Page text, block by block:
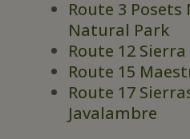
Route 3
Natural Park
Route 12
Route 15
Route 17
Javalambre